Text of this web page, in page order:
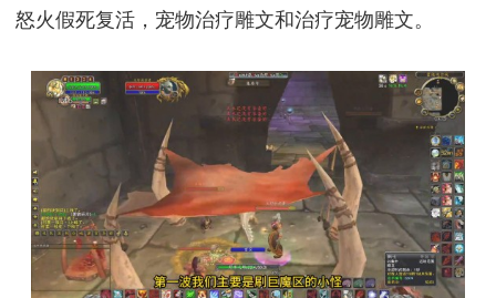
怒火假死复活，宠物治疗雕文和治疗宠物雕文。